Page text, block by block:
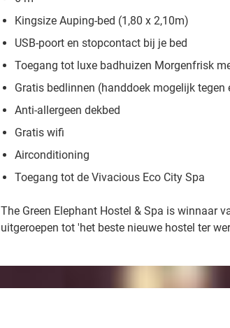
Kingsize Auping-bed (1,80 x 2,10m)
USB-poort en stopcontact bij je bed
Toegang tot luxe badhuizen Morgenfrisk
Gratis bedlinnen (handdoek mogelijk tegen
Anti-allergeen dekbed
Gratis wifi
Airconditioning
Toegang tot de Vivacious Eco City Spa
The Green Elephant Hostel & Spa is winnaar
uitgeroepen tot 'het beste nieuwe hostel ter